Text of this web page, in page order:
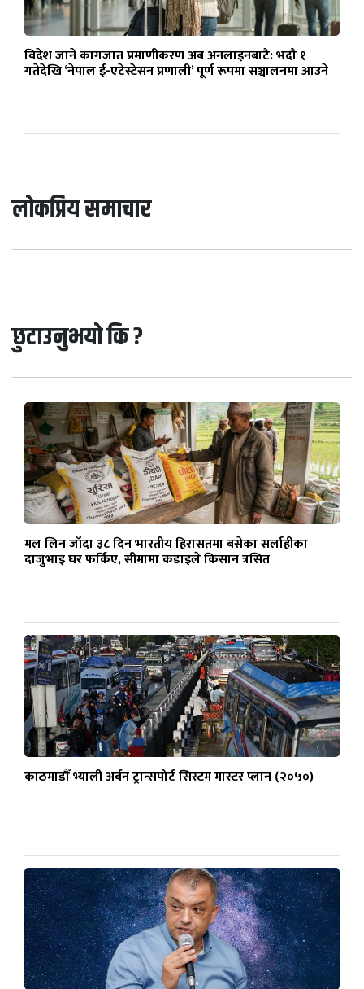
विदेश जाने कागजात प्रमाणीकरण अब अनलाइनबाटै: भदौ १
गतेदेखि ‘नेपाल ई-एटेस्टेसन प्रणाली’ पूर्ण रूपमा सञ्चालनमा आउने
लोकप्रिय समाचार
छुटाउनुभयो कि ?
मल लिन जाँदा ३८ दिन भारतीय हिरासतमा बसेका सर्लाहीका
दाजुभाइ घर फर्किए, सीमामा कडाइले किसान त्रसित
काठमाडौँ भ्याली अर्बन ट्रान्सपोर्ट सिस्टम मास्टर प्लान (२०५०)